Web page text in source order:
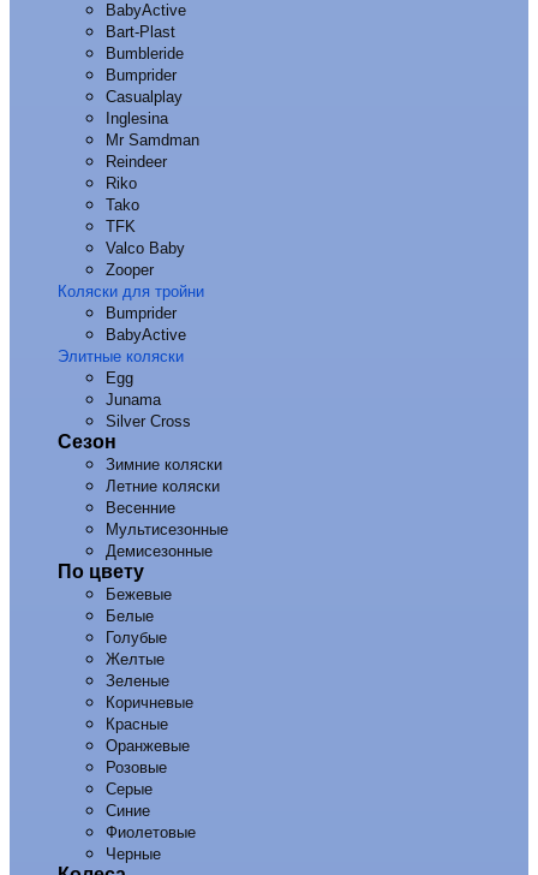
BabyActive
Bart-Plast
Bumbleride
Bumprider
Casualplay
Inglesina
Mr Samdman
Reindeer
Riko
Tako
TFK
Valco Baby
Zooper
Коляски для тройни
Bumprider
BabyActive
Элитные коляски
Egg
Junama
Silver Cross
Сезон
Зимние коляски
Летние коляски
Весенние
Мультисезонные
Демисезонные
По цвету
Бежевые
Белые
Голубые
Желтые
Зеленые
Коричневые
Красные
Оранжевые
Розовые
Серые
Синие
Фиолетовые
Черные